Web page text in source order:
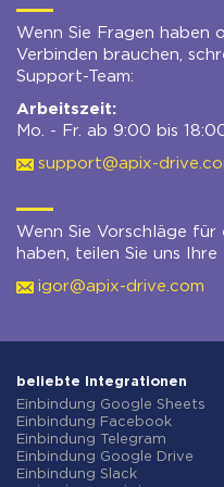
Wenn Sie Fragen haben
Verbinden brauchen,
Support-Team:
Arbeitszeit:
Mo. - Fr. ab 9:00 bis
support@apix-
Wenn Sie Vorschläge für
haben, teilen Sie uns Ihre
igor@apix-drive.com
beliebte Integrationen
Einbindung Google Sheets
Einbindung Facebook
Einbindung Telegram
Einbindung Google Drive
Einbindung Slack